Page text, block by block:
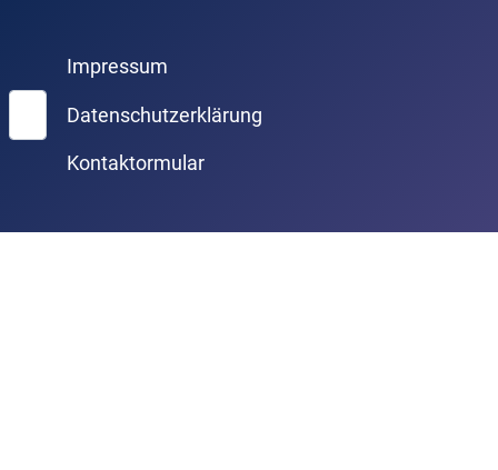
Suchen
Impressum
Datenschutzerklärung
Kontaktormular